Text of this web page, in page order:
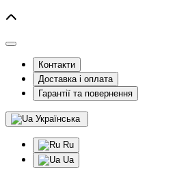
Контакти
Доставка і оплата
Гарантії та повернення
Українська
Ru
Ua